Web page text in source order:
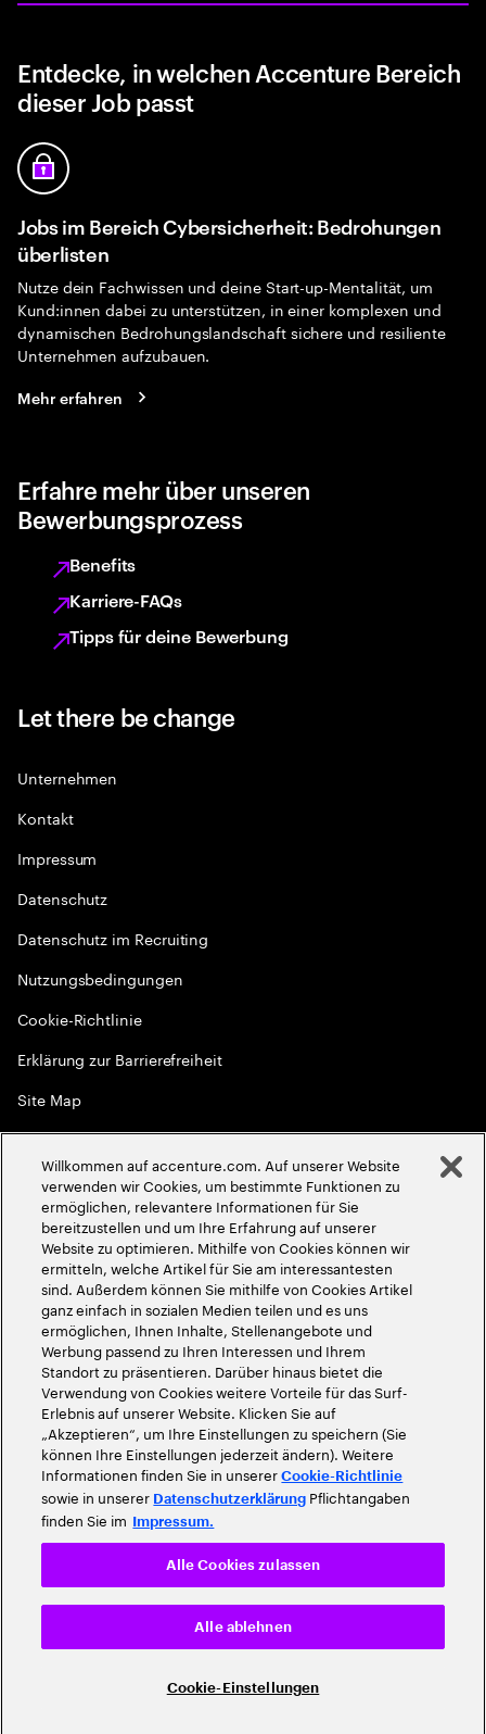
Entdecke, in welchen Accenture Bereich
dieser Job passt
Jobs im Bereich Cybersicherheit: Bedrohungen
überlisten
Nutze dein Fachwissen und deine Start-up-Mentalität, um
Kund:innen dabei zu unterstützen, in einer komplexen und
dynamischen Bedrohungslandschaft sichere und resiliente
Unternehmen aufzubauen.
Mehr erfahren
Erfahre mehr über unseren
Bewerbungsprozess
Benefits
Karriere-FAQs
Tipps für deine Bewerbung
Let there be change
Unternehmen
Kontakt
Impressum
Datenschutz
Datenschutz im Recruiting
Nutzungsbedingungen
Cookie-Richtlinie
Erklärung zur Barrierefreiheit
Site Map
Globale Meritokratie
2026Accenture. Alle Rechte vorbehalten
Willkommen auf accenture.com. Auf unserer Website
verwenden wir Cookies, um bestimmte Funktionen zu
ermöglichen, relevantere Informationen für Sie
bereitzustellen und um Ihre Erfahrung auf unserer
Website zu optimieren. Mithilfe von Cookies können wir
ermitteln, welche Artikel für Sie am interessantesten
sind. Außerdem können Sie mithilfe von Cookies Artikel
ganz einfach in sozialen Medien teilen und es uns
ermöglichen, Ihnen Inhalte, Stellenangebote und
Werbung passend zu Ihren Interessen und Ihrem
Standort zu präsentieren. Darüber hinaus bietet die
Verwendung von Cookies weitere Vorteile für das Surf-
Erlebnis auf unserer Website. Klicken Sie auf
„Akzeptieren“, um Ihre Einstellungen zu speichern (Sie
können Ihre Einstellungen jederzeit ändern). Weitere
Informationen finden Sie in unsererCookie-Richtlinie
sowie in unserer Datenschutzerklärung Pflichtangaben
finden Sie im Impressum.
Cookie-Einstellungen
Alle ablehnen
Alle Cookies zulassen